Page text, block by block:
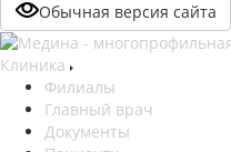
Обычная версия сайта
Клиника
Филиалы
Главный врач
Документы